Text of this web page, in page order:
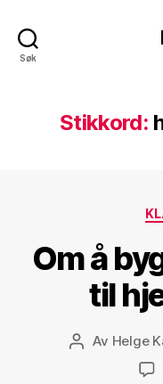
Søk
Stikkord:
Om å
til
Av Helge